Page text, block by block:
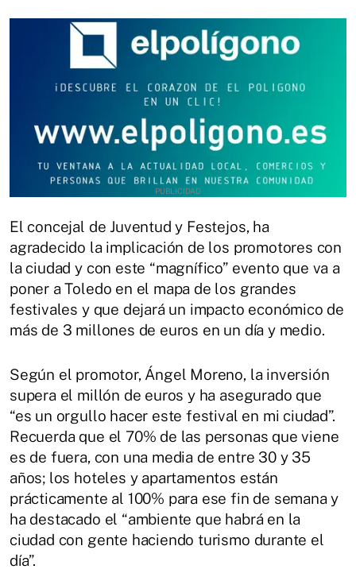
El concejal de Juventud y Festejos, ha
agradecido la implicación de los promotores con
la ciudad y con este “magnífico” evento que va a
poner a Toledo en el mapa de los grandes
festivales y que dejará un impacto económico de
más de 3 millones de euros en un día y medio.
Según el promotor, Ángel Moreno, la inversión
supera el millón de euros y ha asegurado que
“es un orgullo hacer este festival en mi ciudad”.
Recuerda que el 70% de las personas que viene
es de fuera, con una media de entre 30 y 35
años; los hoteles y apartamentos están
prácticamente al 100% para ese fin de semana y
ha destacado el “ambiente que habrá en la
ciudad con gente haciendo turismo durante el
día”.